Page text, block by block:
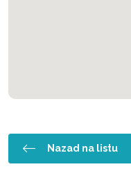
Nazad na listu